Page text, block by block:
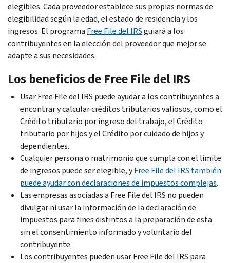
elegibles. Cada proveedor establece sus propias normas de
elegibilidad según la edad, el estado de residencia y los
ingresos. El programa Free Filedel IRSguiará a los
contribuyentes en la elección del proveedor que mejor se
adapte a sus necesidades.
Los beneficios de Free Filedel IRS
UsarFree Filedel IRS puede ayudar a los contribuyentes a
encontrar y calcular créditos tributarios valiosos, como el
Crédito tributario por ingreso del trabajo, el Crédito
tributario por hijos y el Crédito por cuidado de hijos y
dependientes.
Cualquier persona o matrimonio que cumpla con el límite
de ingresos puede ser elegible, yFree Filedel IRS también
puede ayudar con declaraciones de impuestos complejas.
Las empresas asociadas a Free Filedel IRS no pueden
divulgar ni usar la información de la declaración de
impuestos para fines distintos a la preparación de esta
sin el consentimiento informado y voluntario del
contribuyente.
Los contribuyentes pueden usarFree Filedel IRS para